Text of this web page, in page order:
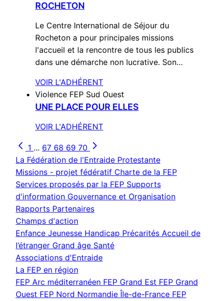
ROCHETON
Le Centre International de Séjour du
Rocheton a pour principales missions
l'accueil et la rencontre de tous les publics
dans une démarche non lucrative. Son…
VOIR L'ADHÉRENT
Violence FEP Sud Ouest
UNE PLACE POUR ELLES
VOIR L'ADHÉRENT
1 ... 67 68 69 70
La Fédération de l'Entraide Protestante
Missions - projet fédératif Charte de la FEP
Services proposés par la FEP Supports
d'information Gouvernance et Organisation
Rapports Partenaires
Champs d'action
Enfance Jeunesse Handicap Précarités Accueil de
l’étranger Grand âge Santé
Associations d'Entraide
La FEP en région
FEP Arc méditerranéen FEP Grand Est FEP Grand
Ouest FEP Nord Normandie Île-de-France FEP